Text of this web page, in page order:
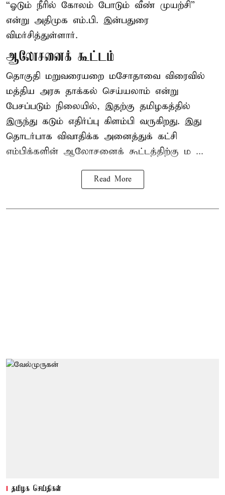
“ஓடும் நீரில் கோலம் போடும் வீண் முயற்சி”
என்று அதிமுக எம்.பி. இன்பதுரை
விமர்சித்துள்ளார்.
ஆலோசனைக் கூட்டம்
தொகுதி மறுவரையறை மசோதாவை விரைவில்
மத்திய அரசு தாக்கல் செய்யலாம் என்று
பேசப்படும் நிலையில், இதற்கு தமிழகத்தில்
இருந்து கடும் எதிர்ப்பு கிளம்பி வருகிறது. இது
தொடர்பாக விவாதிக்க அனைத்துக் கட்சி
எம்பிக்களின் ஆலோசனைக் கூட்டத்திற்கு ம ...
Read More
தமிழக செய்திகள்